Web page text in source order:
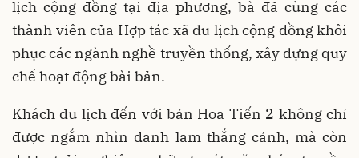
lịch cộng đồng tại địa phương, bà đã cùng các
thành viên của Hợp tác xã du lịch cộng đồng khôi
phục các ngành nghề truyền thống, xây dựng quy
chế hoạt động bài bản.
Khách du lịch đến với bản Hoa Tiến 2 không chỉ
được ngắm nhìn danh lam thắng cảnh, mà còn